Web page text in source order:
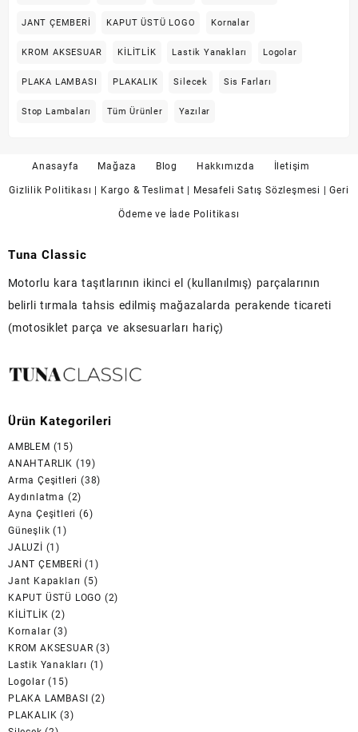
JANT ÇEMBERİ KAPUT ÜSTÜ LOGO Kornalar
KROM AKSESUAR KİLİTLİK Lastik Yanakları Logolar
PLAKA LAMBASI PLAKALIK Silecek Sis Farları
Stop Lambaları Tüm Ürünler Yazılar
Anasayfa Mağaza Blog Hakkımızda İletişim
Gizlilik Politikası | Kargo & Teslimat | Mesafeli Satış Sözleşmesi | Geri
Ödeme ve İade Politikası
Tuna Classic
Motorlu kara taşıtlarının ikinci el (kullanılmış) parçalarının
belirli tırmala tahsis edilmiş mağazalarda perakende ticareti
(motosiklet parça ve aksesuarları hariç)
Ürün Kategorileri
AMBLEM (15)
ANAHTARLIK (19)
Arma Çeşitleri (38)
Aydınlatma (2)
Ayna Çeşitleri (6)
Güneşlik (1)
JALUZİ (1)
JANT ÇEMBERİ (1)
Jant Kapakları (5)
KAPUT ÜSTÜ LOGO (2)
KİLİTLİK (2)
Kornalar (3)
KROM AKSESUAR (3)
Lastik Yanakları (1)
Logolar (15)
PLAKA LAMBASI (2)
PLAKALIK (3)